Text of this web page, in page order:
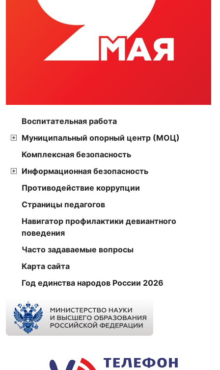
Воспитательная работа
Муниципальный опорный центр (МОЦ)
Комплексная безопасность
Информационная безопасность
Противодействие коррупции
Страницы педагогов
Навигатор профилактики девиантного
поведения
Часто задаваемые вопросы
Карта сайта
Год единства народов России 2026